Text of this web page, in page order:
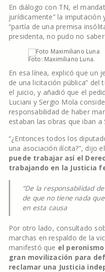
En diálogo con TN, el
jurídicamente” la imputación
“partía de una premisa
presidenta, no pudo no
Foto: Maximiliano Luna.
En esa línea, explicó que un
de una licitación pública” del
el juicio, y añadió que el
Luciani y Sergio Mola
responsabilidad de haber
estaban las obras que iban a
“¿Entonces todos los
una asociación ilícita?”, dijo
puede trabajar así el
trabajando en la Justicia
“De la responsabilidad
de que no tiene nada
en esta causa
Por otro lado, consultado
marchas en respaldo de la
manifestó que el
gran movilización para
reclamar una Justicia